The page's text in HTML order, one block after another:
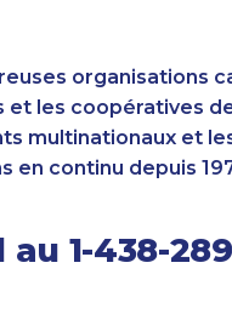
organisations
et les coopératives
multinationaux et
en continu depuis
1-438-